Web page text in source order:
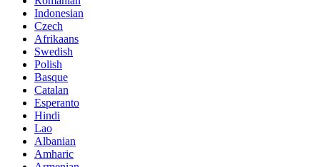
Indonesian
Czech
Afrikaans
Swedish
Polish
Basque
Catalan
Esperanto
Hindi
Lao
Albanian
Amharic